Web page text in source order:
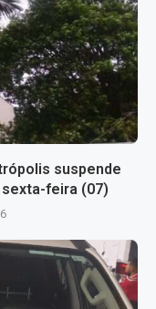
suspende
feira (07)